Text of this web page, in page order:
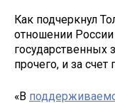
Как подчеркнул
отношении
государственных
прочего, и за счет
«В